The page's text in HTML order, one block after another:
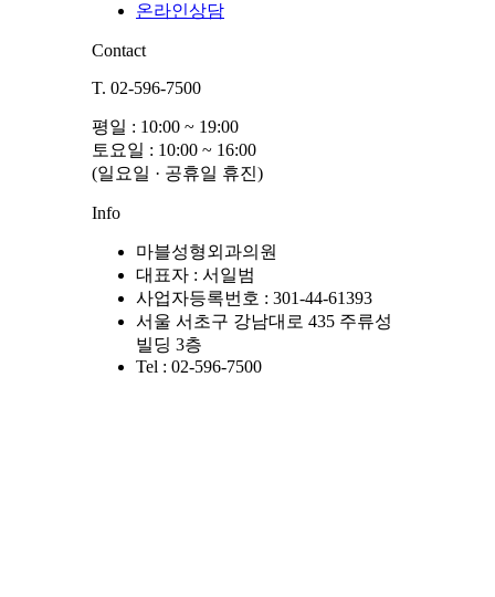
온라인상담
Contact
T. 02-596-7500
평일 : 10:00 ~ 19:00
토요일 : 10:00 ~ 16:00
(일요일 · 공휴일 휴진)
Info
마블성형외과의원
대표자 : 서일범
사업자등록번호 : 301-44-61393
서울 서초구 강남대로 435 주류성
빌딩 3층
Tel : 02-596-7500